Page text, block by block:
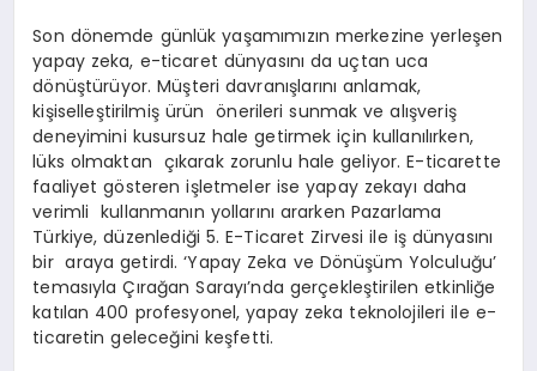
Son dönemde günlük yaşamımızın merkezine yerleşen
yapay zeka, e-ticaret dünyasını da uçtan uca
dönüştürüyor. Müşteri davranışlarını anlamak,
kişiselleştirilmiş ürün önerileri sunmak ve alışveriş
deneyimini kusursuz hale getirmek için kullanılırken,
lüks olmaktan çıkarak zorunlu hale geliyor. E-ticarette
faaliyet gösteren işletmeler ise yapay zekayı daha
verimli kullanmanın yollarını ararken Pazarlama
Türkiye, düzenlediği 5. E-Ticaret Zirvesi ile iş dünyasını
bir araya getirdi. ‘Yapay Zeka ve Dönüşüm Yolculuğu’
temasıyla Çırağan Sarayı’nda gerçekleştirilen etkinliğe
katılan 400 profesyonel, yapay zeka teknolojileri ile e-
ticaretin geleceğini keşfetti.